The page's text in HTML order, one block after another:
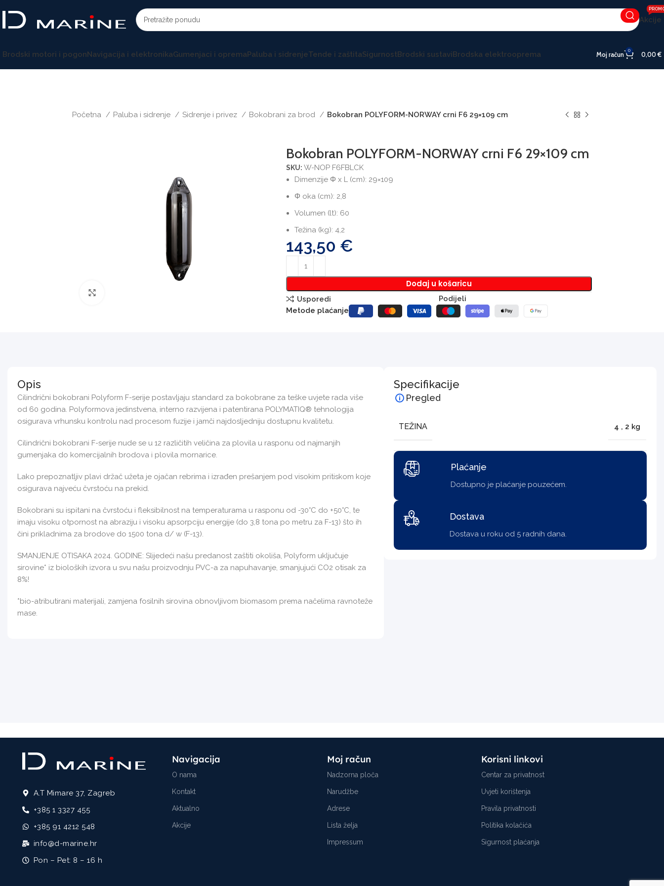
Akcije
Brodski motori i pogonNavigacija i elektronikaGumenjaci i opremaPaluba i sidrenjeTende i zaštitaSigurnostBrodski sustaviBrodska elektrooprema Moj račun 0 0,00€
Početna Paluba i sidrenje Sidrenje i privez Bokobrani za brod Bokobran POLYFORM-NORWAY crni F6 29×109 cm
Bokobran POLYFORM-NORWAY crni F6 29×109 cm
SKU:W-NOP F6FBLCK
Dimenzije Φ x L (cm): 29×109
Φ oka (cm): 2,8
Volumen (lt): 60
Težina (kg): 4,2
143,50 €
Dodaj u košaricu
Usporedi
Podijeli
Metode plaćanje
Opis
Cilindrični bokobrani Polyform F-serije postavljaju standard za bokobrane za teške uvjete rada više
od 60 godina. Polyformova jedinstvena, interno razvijena i patentirana POLYMATIQ® tehnologija
osigurava vrhunsku kontrolu nad procesom fuzije i jamči najdosljedniju dostupnu kvalitetu.
Cilindrični bokobrani F-serije nude se u 12 različitih veličina za plovila u rasponu od najmanjih
gumenjaka do komercijalnih brodova i plovila mornarice.
Lako prepoznatljiv plavi držač užeta je ojačan rebrima i izrađen prešanjem pod visokim pritiskom koje
osigurava najveću čvrstoću na prekid.
Bokobrani su ispitani na čvrstoću i fleksibilnost na temperaturama u rasponu od -30°C do +50°C, te
imaju visoku otpornost na abraziju i visoku apsorpciju energije (do 3,8 tona po metru za F-13) što ih
čini prikladnima za brodove do 1500 tona d/ w (F-13).
SMANJENJE OTISAKA 2024. GODINE: Slijedeći našu predanost zaštiti okoliša, Polyform uključuje
sirovine* iz bioloških izvora u svu našu proizvodnju PVC-a za napuhavanje, smanjujući CO2 otisak za
8%!
*bio-atributirani materijali, zamjena fosilnih sirovina obnovljivom biomasom prema načelima ravnoteže
mase.
Specifikacije
Pregled
TEŽINA 4 , 2 kg
Plaćanje
Dostupno je plaćanje pouzećem.
Dostava
Dostava u roku od 5 radnih dana.
A.T Mimare 37, Zagreb
+385 1 3327 455
+385 91 4212 548
info@d-marine.hr
Pon – Pet: 8 – 16 h
Navigacija
O nama
Kontakt
Aktualno
Akcije
Moj račun
Nadzorna ploča
Narudžbe
Adrese
Lista želja
Impressum
Korisni linkovi
Centar za privatnost
Uvjeti korištenja
Pravila privatnosti
Politika kolačića
Sigurnost plaćanja